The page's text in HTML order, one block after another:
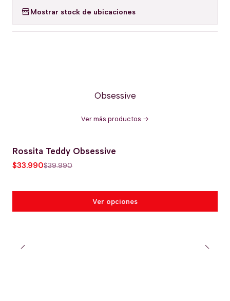
Mostrar stock de ubicaciones
Obsessive
Ver más productos
-15% OFERTA HOT
Rossita Teddy Obsessive
$33.990$39.990
Ver opciones